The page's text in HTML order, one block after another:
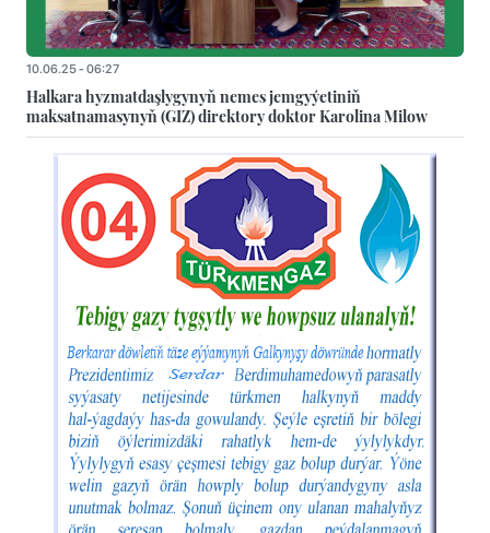
10.06.25 - 06:27
Halkara hyzmatdaşlygynyň nemes jemgyýetiniň
maksatnamasynyň (GIZ) direktory doktor Karolina Milow